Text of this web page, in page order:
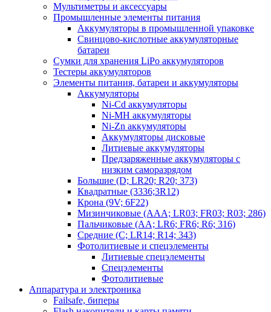
Мультиметры и аксессуары
Промышленные элементы питания
Аккумуляторы в промышленной упаковке
Свинцово-кислотные аккумуляторные
батареи
Сумки для хранения LiPo аккумуляторов
Тестеры аккумуляторов
Элементы питания, батареи и аккумуляторы
Аккумуляторы
Ni-Cd аккумуляторы
Ni-MH аккумуляторы
Ni-Zn аккумуляторы
Аккумуляторы дисковые
Литиевые аккумуляторы
Предзаряженные аккумуляторы с
низким саморазрядом
Большие (D; LR20; R20; 373)
Квадратные (3336;3R12)
Крона (9V; 6F22)
Мизинчиковые (AAA; LR03; FR03; R03; 286)
Пальчиковые (AA; LR6; FR6; R6; 316)
Средние (C; LR14; R14; 343)
Фотолитиевые и спецэлементы
Литиевые спецэлементы
Спецэлементы
Фотолитиевые
Аппаратура и электроника
Failsafe, биперы